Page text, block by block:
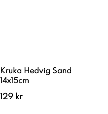
Kruka Hedvig Sand
14x15cm
129 kr